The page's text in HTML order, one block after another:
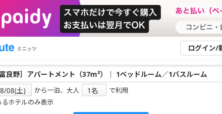
ミニッツ ログイン/
から一泊、大人
で利用
るホテルのみ表示